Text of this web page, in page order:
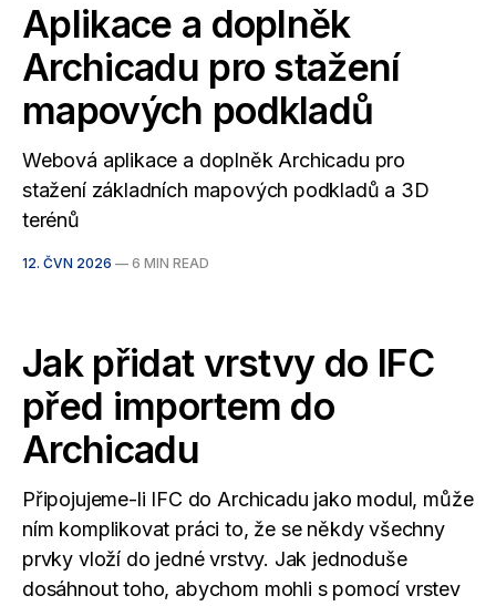
Aplikace a doplněk
Archicadu pro stažení
mapových podkladů
Webová aplikace a doplněk Archicadu pro
stažení základních mapových podkladů a 3D
terénů
12. ČVN 2026 — 6 MIN READ
Jak přidat vrstvy do IFC
před importem do
Archicadu
Připojujeme-li IFC do Archicadu jako modul, může
ním komplikovat práci to, že se někdy všechny
prvky vloží do jedné vrstvy. Jak jednoduše
dosáhnout toho, abychom mohli s pomocí vrstev